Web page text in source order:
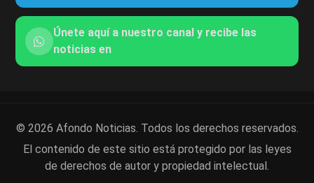
Únete aquí a nuestro canal y recibe las
noticias en
© 2026 Afondo Noticias. Todos los derechos reservados.
El contenido de este sitio está protegido por las leyes
de derechos de autor y propiedad intelectual.